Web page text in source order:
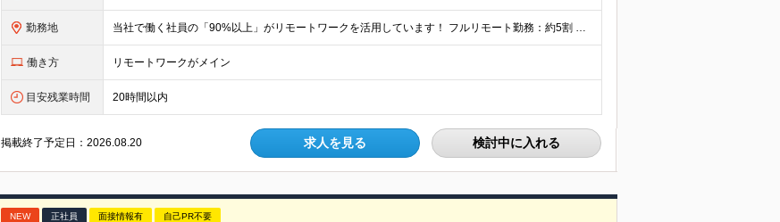
勤務地 当社で働く社員の「90%以上」がリモートワークを活用しています！ フルリモート勤務：約5割 ハイブリッド勤務（リモート＋出社）：約4割 【本社】東京都千代田区丸の内2-4-1 丸の内ビルディング12
働き方 リモートワークがメイン
目安残業時間 20時間以内
掲載終了予定日：2026.08.20 求人を見る 検討中に入れる
NEW 正社員 面接情報有 自己PR不要